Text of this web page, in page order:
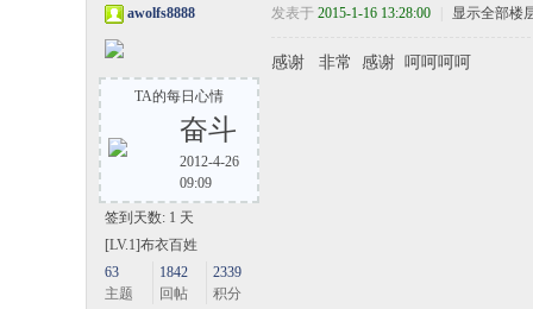
awolfs8888
TA的每日心情
奋斗
2012-4-26
09:09
签到天数: 1 天
[LV.1]布衣百姓
63
主题
1842
回帖
2339
积分
发表于 2015-1-16 13:28:00 显示全部楼
感谢 非常 感谢 呵呵呵呵